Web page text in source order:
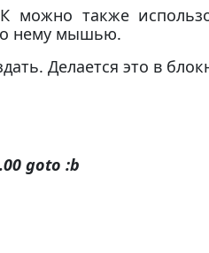
можно также
нему мышью.
Делается это в
goto :b